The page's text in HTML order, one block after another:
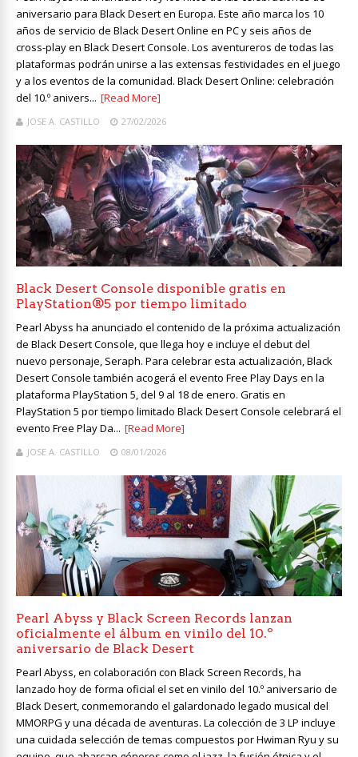
aniversario para Black Desert en Europa. Este año marca los 10
años de servicio de Black Desert Online en PC y seis años de
cross-play en Black Desert Console. Los aventureros de todas las
plataformas podrán unirse a las extensas festividades en el juego
y a los eventos de la comunidad. Black Desert Online: celebración
del 10.º anivers... [Read More]
JOSE A. CASTILLO 27/02/2026
Black Desert Console disponible gratis en
PlayStation®5 por tiempo limitado
Pearl Abyss ha anunciado el contenido de la próxima actualización
de Black Desert Console, que llega hoy e incluye el debut del
nuevo personaje, Seraph. Para celebrar esta actualización, Black
Desert Console también acogerá el evento Free Play Days en la
plataforma PlayStation 5, del 9 al 18 de enero. Gratis en
PlayStation 5 por tiempo limitado Black Desert Console celebrará el
evento Free Play Da... [Read More]
JOSE A. CASTILLO 08/01/2026
Pearl Abyss y Black Screen Records lanzan
oficialmente el álbum en vinilo del 10.º
aniversario de Black Desert
Pearl Abyss, en colaboración con Black Screen Records, ha
lanzado hoy de forma oficial el set en vinilo del 10.º aniversario de
Black Desert, conmemorando el galardonado legado musical del
MMORPG y una década de aventuras. La colección de 3 LP incluye
una cuidada selección de temas compuestos por Hwiman Ryu y su